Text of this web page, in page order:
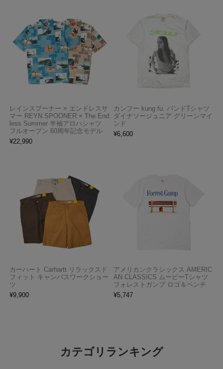
レインスプーナー × エンドレスサ
マー REYN SPOONER × The End
less Summer 半袖アロハシャツ
フルオープン 60周年記念モデル
¥22,990
カンフー kung fu. バンドTシャツ
ダイナソージュニア グリーンマイ
ンド
¥6,600
カーハート Carhartt リラックスド
フィット キャンバスワークショー
ツ
¥9,900
アメリカンクラシックス AMERIC
AN CLASSICS ムービーTシャツ
フォレストガンプ ロゴ＆ベンチ
¥5,747
カテゴリランキング